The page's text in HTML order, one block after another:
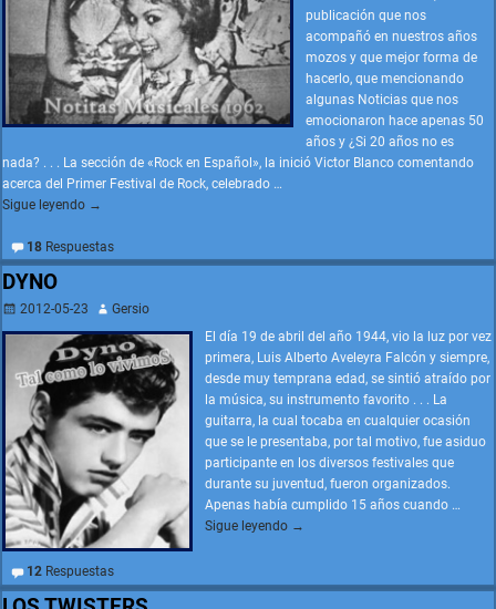
publicación que nos
acompañó en nuestros años
mozos y que mejor forma de
hacerlo, que mencionando
algunas Noticias que nos
emocionaron hace apenas 50
años y ¿Si 20 años no es
nada? . . . La sección de «Rock en Español», la inició Victor Blanco comentando
acerca del Primer Festival de Rock, celebrado …
Sigue leyendo →
18Respuestas
DYNO
2012-05-23
Gersio
El día 19 de abril del año 1944, vio la luz por vez
primera, Luis Alberto Aveleyra Falcón y siempre,
desde muy temprana edad, se sintió atraído por
la música, su instrumento favorito . . . La
guitarra, la cual tocaba en cualquier ocasión
que se le presentaba, por tal motivo, fue asiduo
participante en los diversos festivales que
durante su juventud, fueron organizados.
Apenas había cumplido 15 años cuando …
Sigue leyendo →
12Respuestas